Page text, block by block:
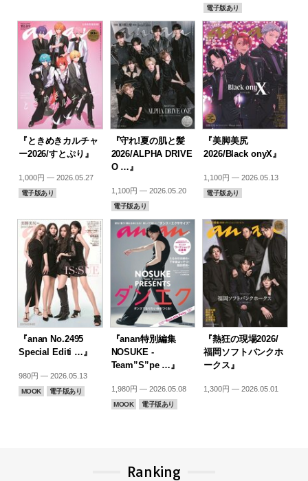
電子版あり
『ときめきカルチャ
ー2026/すとぷり』
1,000円 — 2026.05.27
電子版あり
『守れ!夏の肌と髪
2026/ALPHA DRIVE
O …』
1,100円 — 2026.05.20
電子版あり
『美脚美尻
2026/Black onyX』
1,100円 — 2026.05.13
電子版あり
『anan No.2495
Special Editi …』
980円 — 2026.05.13
MOOK 電子版あり
『anan特別編集
NOSUKE -
Team”S”pe …』
1,980円 — 2026.05.08
MOOK 電子版あり
『熱狂の現場2026/
福岡ソフトバンクホ
ークス』
1,300円 — 2026.05.01
Ranking